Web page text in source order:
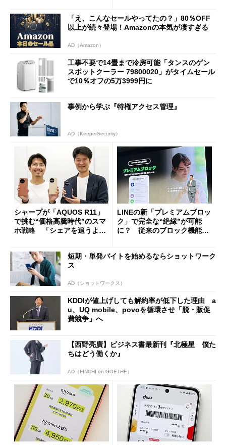
「え、こんなセールやってたの？」80％OFF
以上が続々登場！Amazonの本気が凄すぎる
AD（Amazon）
工事不要で14畳まで冷房可能「タンスのゲン
スポットクーラー 79800020」がタイムセール
で10％オフの5万3999円に
事例から学ぶ『特権アクセス管理』
AD（KeeperSecurity）
シャープが「AQUOS R11」
で挑む“価格高騰時代”のスマ
ホ戦略 「シェアを追うより
LINEの新「プレミアムブロッ
ク」で完全な“絶縁”が可能
に？ 従来のブロック機能と
短期・単発バイトを始めるならショットワーク
ス
AD（ショットワークス）
KDDIが値上げしても解約率が低下した理由 a
u、UQ mobile、povoを循環させ「脱・販促
費競争」へ
【西野亮廣】ビジネス書最新刊『北極星 僕た
ちはどう働くか』
AD（FINCHI on GOETHE）